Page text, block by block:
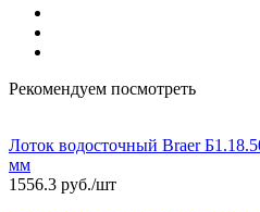
Рекомендуем посмотреть
Лоток водосточный Braer
мм
1556.3 руб./шт